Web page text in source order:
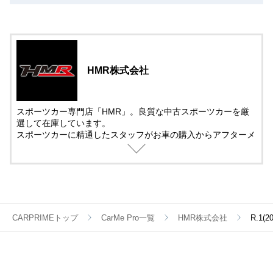
HMR株式会社
スポーツカー専門店「HMR」。良質な中古スポーツカーを厳
選して在庫しています。
スポーツカーに精通したスタッフがお車の購入からアフターメ
ンテナンス＆チューニングまでサポート。
CARPRIMEトップ CarMe Pro一覧 HMR株式会社